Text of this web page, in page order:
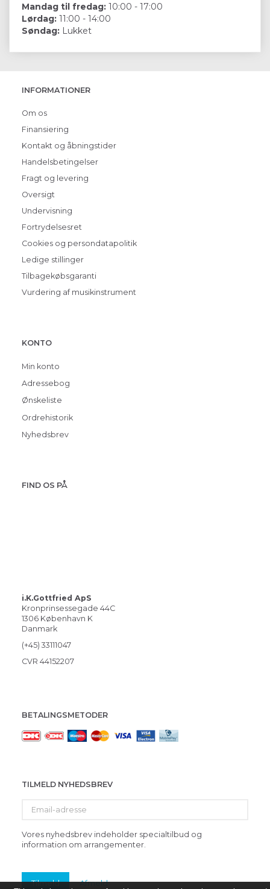
Mandag til fredag: 10:00 - 17:00
Lørdag: 11:00 - 14:00
Søndag: Lukket
INFORMATIONER
Om os
Finansiering
Kontakt og åbningstider
Handelsbetingelser
Fragt og levering
Oversigt
Undervisning
Fortrydelsesret
Cookies og persondatapolitik
Ledige stillinger
Tilbagekøbsgaranti
Vurdering af musikinstrument
KONTO
Min konto
Adressebog
Ønskeliste
Ordrehistorik
Nyhedsbrev
FIND OS PÅ
i.K.Gottfried ApS
Kronprinsessegade 44C
1306 København K
Danmark
(+45) 33111047
CVR 44152207
BETALINGSMETODER
TILMELD NYHEDSBREV
adresse
Vores nyhedsbrev indeholder specialtilbud og
information om arrangementer.
Tilmeld Afmeld